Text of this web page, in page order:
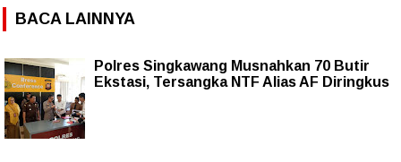
BACA LAINNYA
Polres Singkawang Musnahkan 70 Butir
Ekstasi, Tersangka NTF Alias AF Diringkus